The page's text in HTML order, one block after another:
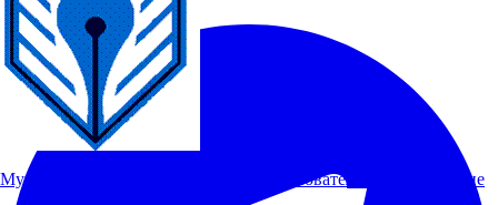
Муниципальное автономное общеобразовательное учреждение
ВКонтакте